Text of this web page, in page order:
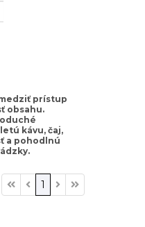
prístup
obsahu.
kávu, čaj,
a pohodlnú
1